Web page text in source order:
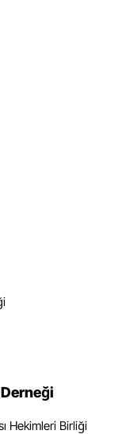
Hekimleri Birliği